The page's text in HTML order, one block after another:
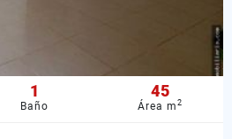
1
Baño
45
Área m2